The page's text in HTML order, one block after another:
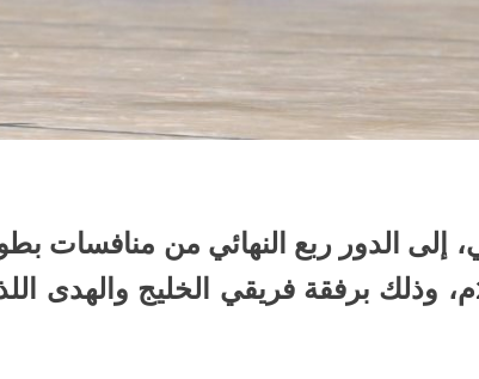
إلى الدور ربع النهائي من منافسات
الاتحاد السعودي لكرة اليد للموسم الرياضي 2024-2025م، وذلك برفقة فريقي الخليج